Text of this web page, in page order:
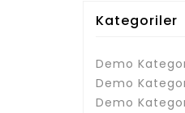
Kategoriler
Demo
Demo
Demo